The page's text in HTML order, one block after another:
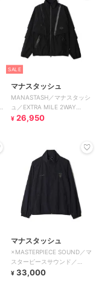
SALE
マナスタッシュ
MANASTASH／マナスタッシ
ュ／EXTRA MILE 2WAY
TRANSFORM JACKET
¥ 26,950
マナスタッシュ
×MASTERPIECE SOUND／マ
スターピースサウンド／
TRACK JACKET
¥ 33,000